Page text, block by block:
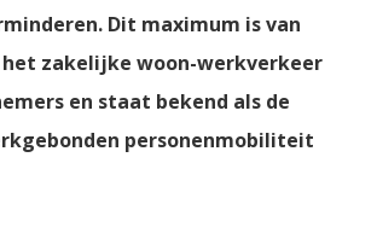
Dit maximum is van
het zakelijke woon-werkverkeer
en staat bekend als de
personenmobiliteit